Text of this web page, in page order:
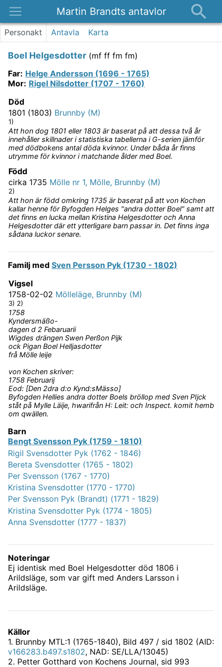
Martin Brandts antavlor
Platser
Kontakt
Personakt Antavla Karta
Boel Helgesdotter (mf ff fm fm)
Far: Helge Andersson (1696 - 1765)
Mor: Rigel Nilsdotter (1707 - 1760)
Död
1801 (1803) Brunnby (M)
1)
Att hon dog 1801 eller 1803 är baserat på att dessa två år
innehåller skillnader i statistiska tabellerna i G-serien jämför
med dödbokens antal döda kvinnor. Under båda år finns
utrymme för kvinnor i matchande ålder med Boel.
Född
cirka 1735 Mölle nr 1, Mölle, Brunnby (M)
2)
Att hon är född omkring 1735 är baserat på att von Kochen
kallar henne för Byfogden Helges "andra dotter Boel" samt att
det finns en lucka mellan Kristina Helgesdotter och Anna
Helgesdotter där ett ytterligare barn passar in. Det finns inga
sådana luckor senare.
Familj med Sven Persson Pyk (1730 - 1802)
Vigsel
1758-02-02 Mölleläge, Brunnby (M)
3) 2)
1758
Kyndersmäßo-
dagen d 2 Febaruarii
Wigdes drängen Swen Perßon Pijk
ock Pigan Boel Helljasdotter
frå Mölle leije
von Kochen skriver:
1758 Februarij
Eod: [Den 2dra d:o Kynd:sMässo]
Byfogden Hellies andra dotter Boels bröllop med Sven PIjck
ståt på Mylle Läije, hwarifrån H: Leit: och Inspect. komit hemb
om qwällen.
Barn
Bengt Svensson Pyk (1759 - 1810)
Rigil Svensdotter Pyk (1762 - 1846)
Bereta Svensdotter (1765 - 1802)
Per Svensson (1767 - 1770)
Kristina Svensdotter (1770 - 1770)
Per Svensson Pyk (Brandt) (1771 - 1829)
Kristina Svensdotter Pyk (1774 - 1805)
Anna Svensdotter (1777 - 1837)
Noteringar
Ej identisk med Boel Helgesdotter död 1806 i
Arildsläge, som var gift med Anders Larsson i
Arildsläge.
Källor
1. Brunnby MTL:1 (1765-1840), Bild 497 / sid 1802 (AID:
v166283.b497.s1802, NAD: SE/LLA/13045)
2. Petter Gotthard von Kochens Journal, sid 993